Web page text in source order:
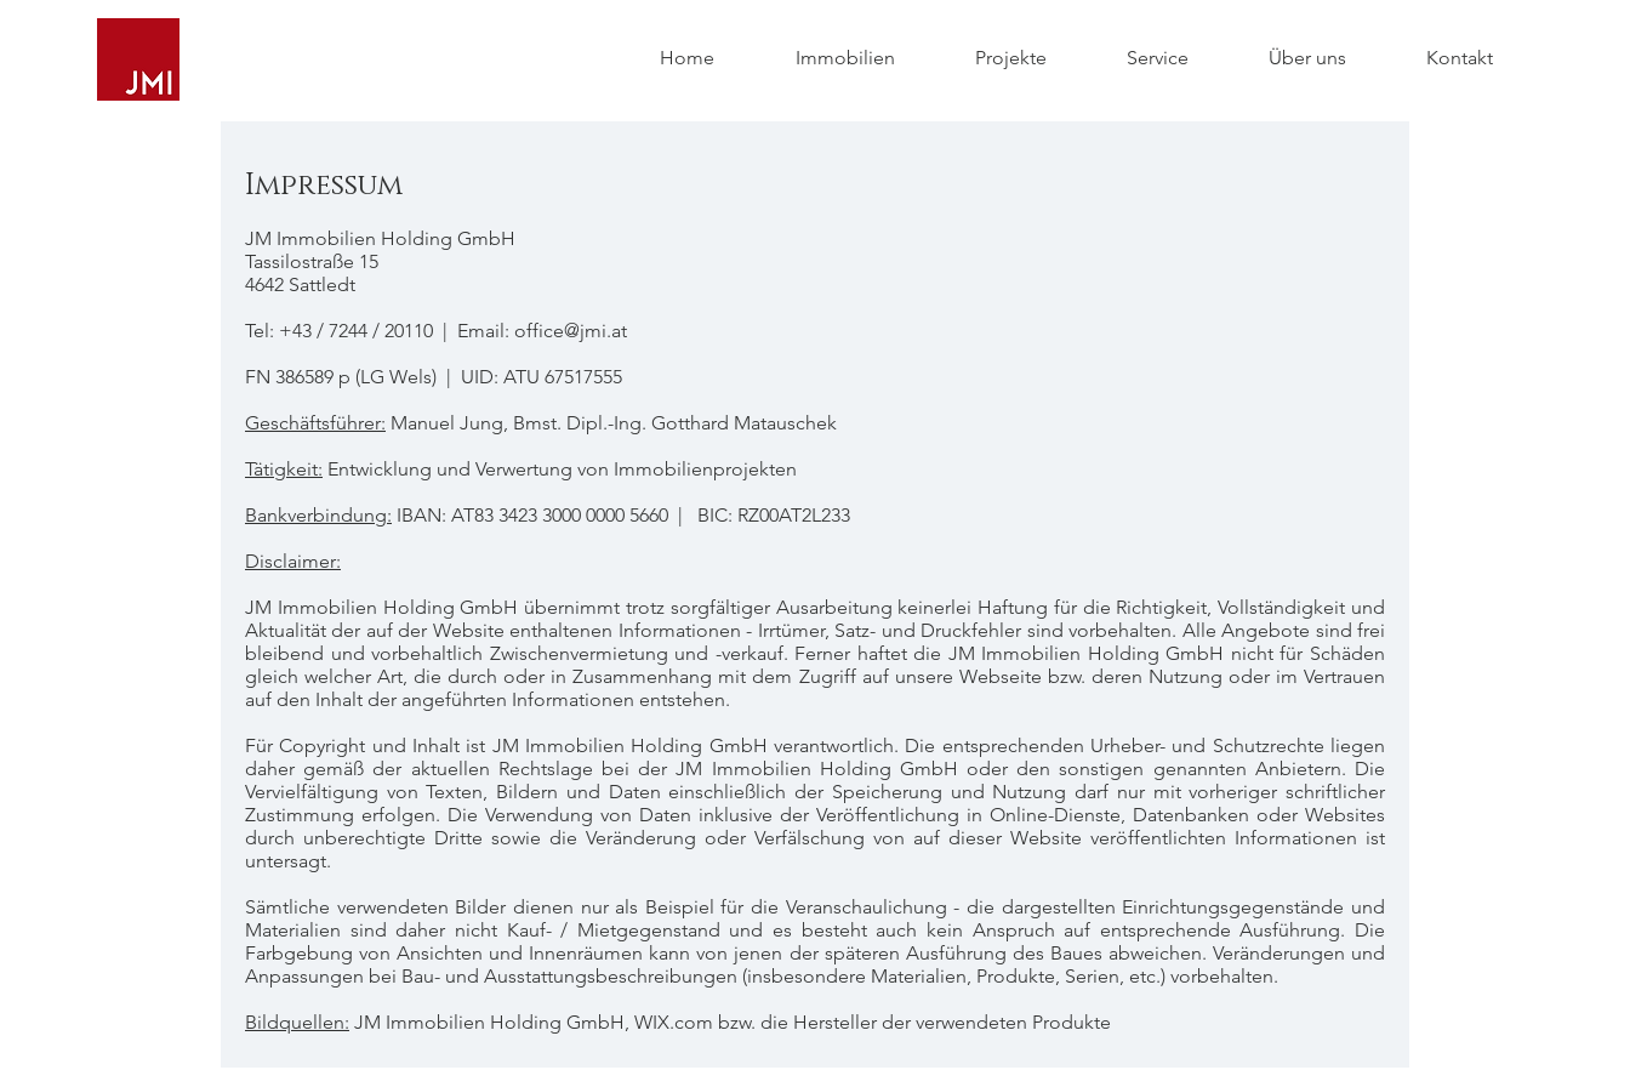
Home Immobilien Projekte Service Über uns Kontakt
Impressum
JM Immobilien Holding GmbH
Tassilostraße 15
4642 Sattledt
Tel: +43 / 7244 / 20110 | Email: office@jmi.at
FN 386589 p (LG Wels) | UID: ATU 67517555
Geschäftsführer: Manuel Jung, Bmst. Dipl.-Ing. Gotthard Matauschek
Tätigkeit: Entwicklung und Verwertung von Immobilienprojekten
Bankverbindung: IBAN: AT83 3423 3000 0000 5660 |
BIC: RZ00AT2L233
Disclaimer:
JM Immobilien Holding GmbH übernimmt trotz sorgfältiger Ausarbeitung keinerlei Haftung für die Richtigkeit, Vollständigkeit und
Aktualität der auf der Website enthaltenen Informationen - Irrtümer, Satz- und Druckfehler sind vorbehalten. Alle Angebote sind frei
bleibend und vorbehaltlich Zwischenvermietung und -verkauf. Ferner haftet die JM Immobilien Holding GmbH nicht für Schäden
gleich welcher Art, die durch oder in Zusammenhang mit dem Zugriff auf unsere Webseite bzw. deren Nutzung oder im Vertrauen
auf den Inhalt der angeführten Informationen entstehen.
Für Copyright und Inhalt ist JM Immobilien Holding GmbH verantwortlich. Die entsprechenden Urheber- und Schutzrechte liegen
daher gemäß der aktuellen Rechtslage bei der JM Immobilien Holding GmbH oder den sonstigen genannten Anbietern. Die
Vervielfältigung von Texten, Bildern und Daten einschließlich der Speicherung und Nutzung darf nur mit vorheriger schriftlicher
Zustimmung erfolgen. Die Verwendung von Daten inklusive der Veröffentlichung in Online-Dienste, Datenbanken oder Websites
durch unberechtigte Dritte sowie die Veränderung oder Verfälschung von auf dieser Website veröffentlichten Informationen ist
untersagt.
Sämtliche verwendeten Bilder dienen nur als Beispiel für die Veranschaulichung - die dargestellten Einrichtungsgegenstände und
Materialien sind daher nicht Kauf- / Mietgegenstand und es besteht auch kein Anspruch auf entsprechende Ausführung. Die
Farbgebung von Ansichten und Innenräumen kann von jenen der späteren Ausführung des Baues abweichen. Veränderungen und
Anpassungen bei Bau- und Ausstattungsbeschreibungen (insbesondere Materialien, Produkte, Serien, etc.) vorbehalten.
Bildquellen: JM Immobilien Holding GmbH, WIX.com bzw. die Hersteller der verwendeten Produkte